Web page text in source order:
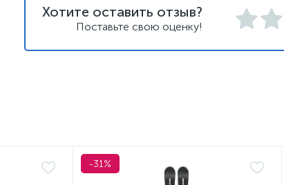
Хотите оставить отзыв?
Поставьте свою оценку!
-31%